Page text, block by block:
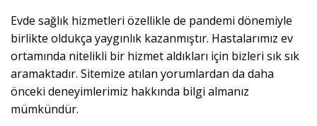
Evde sağlık hizmetleri özellikle de pandemi dönemiyle
birlikte oldukça yaygınlık kazanmıştır. Hastalarımız ev
ortamında nitelikli bir hizmet aldıkları için bizleri sık sık
aramaktadır. Sitemize atılan yorumlardan da daha
önceki deneyimlerimiz hakkında bilgi almanız
mümkündür.